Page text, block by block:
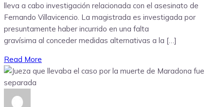
lleva a cabo investigación relacionada con el asesinato de
Fernando Villavicencio. La magistrada es investigada por
presuntamente haber incurrido en una falta
gravísima al conceder medidas alternativas a la […]
Read More